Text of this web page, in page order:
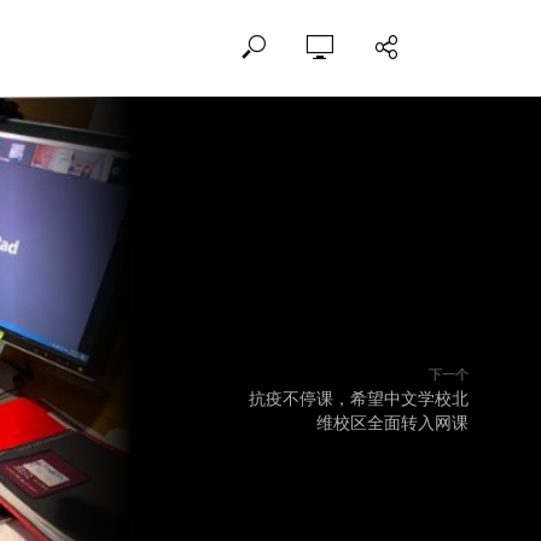
下一个
抗疫不停课，希望中文学校北
维校区全面转入网课